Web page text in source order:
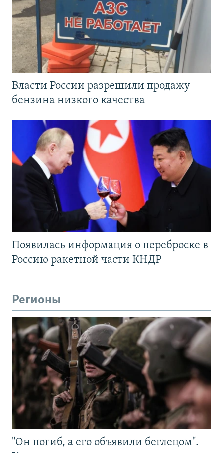
Власти России разрешили продажу
бензина низкого качества
Появилась информация о переброске в
Россию ракетной части КНДР
Регионы
"Он погиб, а его объявили беглецом".